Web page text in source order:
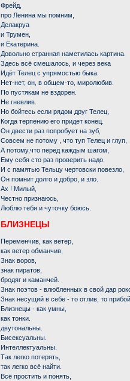
Фрейд,
про Ленина мы помним,
Делакруа
и Трумен,
и Екатерина.
Довольно странная наметилась картина.
Здесь всё смешалось, и через века
Идёт Телец с упрямостью быка.
Нет-нет, он, в общем-то, миролюбив.
По пустякам не вздорен.
Не гневлив.
Но бойтесь если рядом друг Телец,
Когда терпению его придет конец.
Он двести раз попробует на зуб,
Совсем не потому , что туп Телец и глуп,
А потому,что перед каждым шагом,
Ему себя сто раз проверить надо.
И с памятью Тельцу чертовски повезло,
Он помнит долго и добро, и зло.
Ах ! Милый,
Честно признаюсь,
Люблю тебя и чуточку боюсь.
БЛИЗНЕЦЫ
Переменчив, как ветер,
как ветер обманчив,
Знак воров,
знак пиратов,
бродяг и каманчей.
Знак поэтов - влюбленных в свой дар
Знак несущий в себе - то отлив, то
Близнецы - как умны,
как тонки.
двутональны.
Бисексуальны.
Интеллектуальны.
Так легко потерять,
так легко всё найти.
Всё простить и понять,